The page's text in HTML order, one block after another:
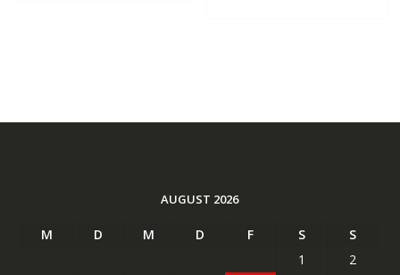
AUGUST 2026
M D M D F S
S
1
2